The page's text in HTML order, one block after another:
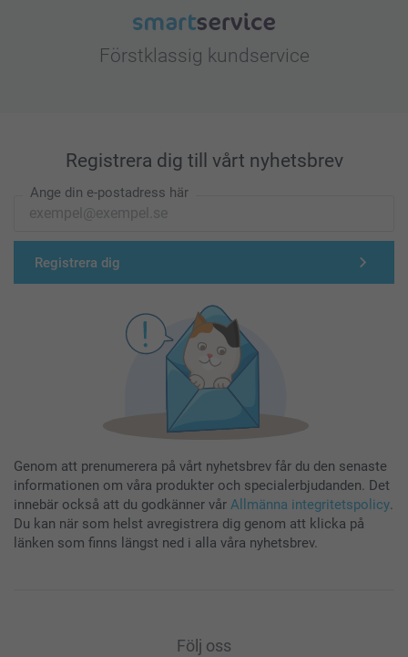
Förstklassig kundservice
Registrera dig till vårt nyhetsbrev
Ange din e-postadress här
Registrera dig
Genom att prenumerera på vårt nyhetsbrev får du den senaste
informationen om våra produkter och specialerbjudanden. Det
innebär också att du godkänner vår Allmänna integritetspolicy.
Du kan när som helst avregistrera dig genom att klicka på
länken som finns längst ned i alla våra nyhetsbrev.
Följ oss